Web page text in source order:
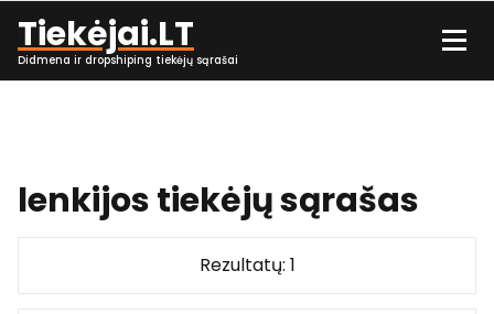
content
Tiekėjai.LT
Didmena ir dropshiping tiekėjų sąrašai
lenkijos tiekėjų sąrašas
Rezultatų: 1